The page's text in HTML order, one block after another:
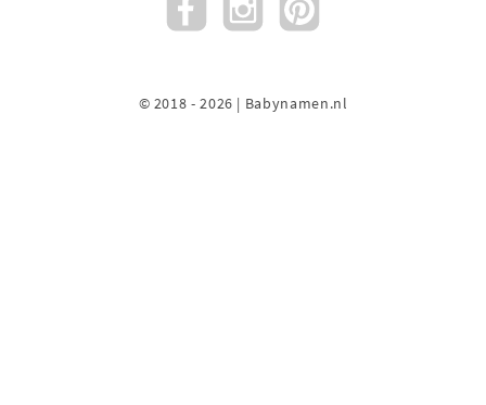
© 2018 - 2026 | Babynamen.nl